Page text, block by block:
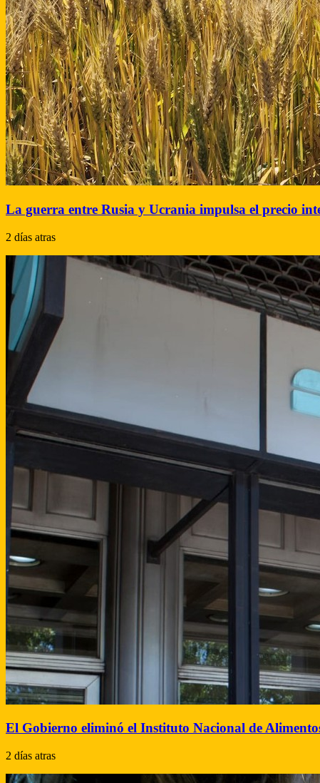
La guerra entre Rusia y Ucrania impulsa el precio
2 días atras
El Gobierno eliminó el Instituto Nacional de
2 días atras